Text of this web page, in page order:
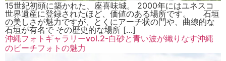
15世紀初頭に築かれた、座喜味城。 2000年にはユネスコ
世界遺産に登録されたほど、価値のある場所です。 石垣
の美しさが魅力ですが、とくにアーチ状の門や、曲線的な
石垣が有名で その歴史的な場所 […]
沖縄フォトギャラリーvol.2-白砂と青い波が織りなす沖縄
のビーチフォトの魅力